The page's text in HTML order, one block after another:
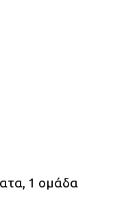
1 ομάδα